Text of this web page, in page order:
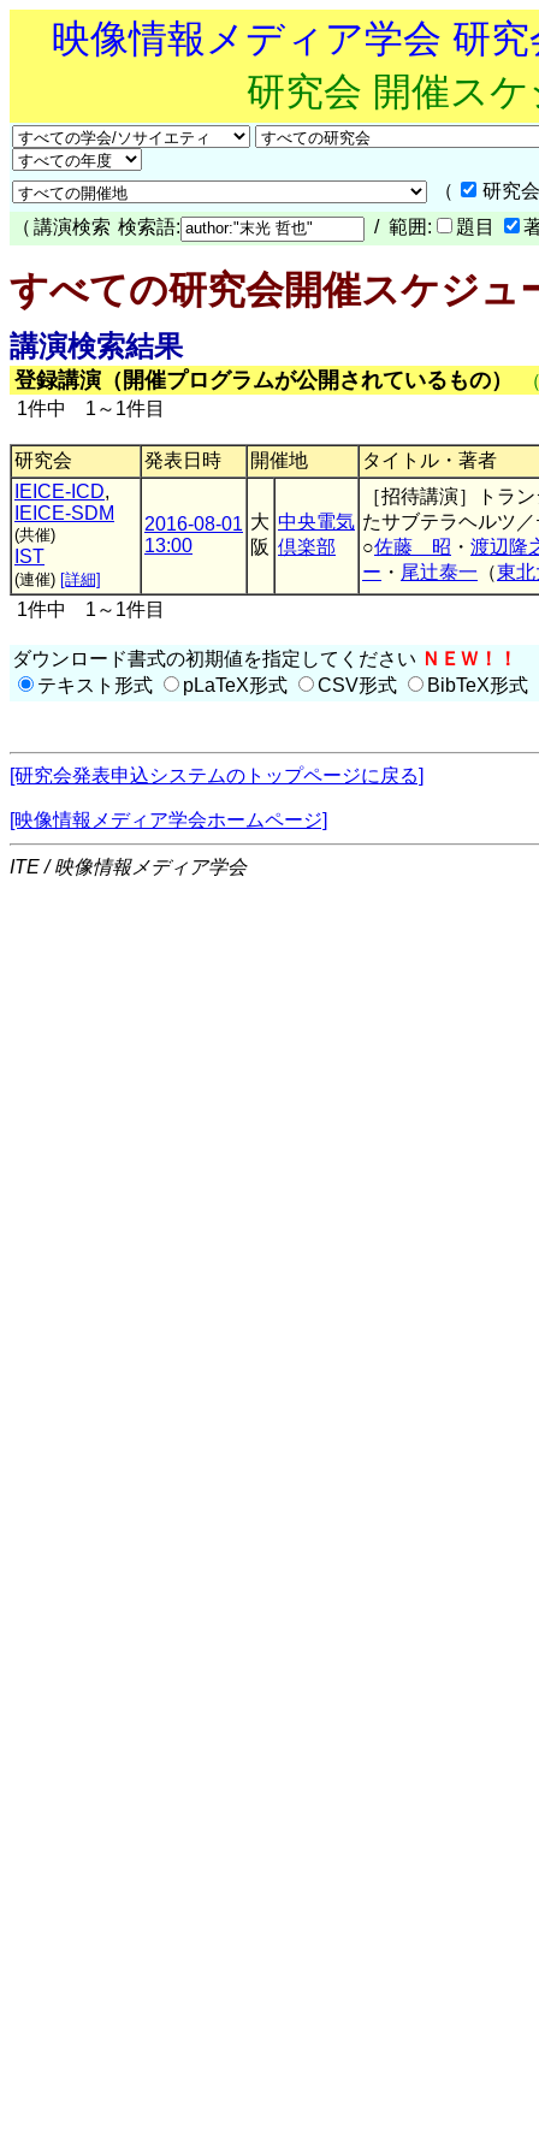
映像情報メディア学会 研
研究会 開催ス
（
研究
（ 講演検索 検索語: / 範囲: 題目
すべての研究会開催スケジュ
講演検索結果
登録講演（開催プログラムが公開されているもの）
1件中 1～1件目
研究会 発表日時 開催地
タイトル・著者
IEICE-ICD,
IEICE-SDM
(共催)
IST
(連催) [詳細]
2016-08-01
13:00
大
阪
中央電気
倶楽部
［招待講演］トラ
たサブテラヘルツ
○佐藤 昭 ・ 渡辺隆
ー ・ 尾辻泰一 （東北
1件中 1～1件目
ダウンロード書式の初期値を指定してください ＮＥＷ！！
テキスト形式
pLaTeX形式 CSV形式 BibTeX形式
[研究会発表申込システムのトップページに戻る]
[映像情報メディア学会ホームページ]
ITE / 映像情報メディア学会